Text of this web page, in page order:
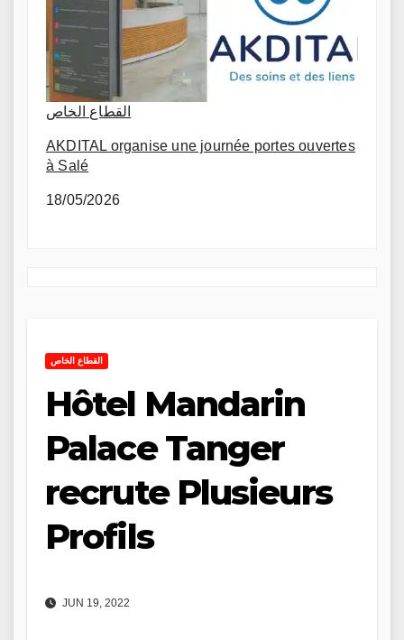
القطاع الخاص
AKDITAL organise une journée portes ouvertes
à Salé
18/05/2026
القطاع الخاص
Hôtel Mandarin
Palace Tanger
recrute Plusieurs
Profils
JUN 19, 2022